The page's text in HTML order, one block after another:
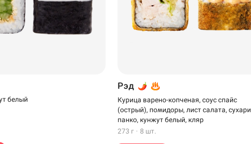
белый
Рэд
Курица варено-копченая, соус спайс
(острый), помидоры, лист салата, сухари
панко, кунжут белый, кляр
273 г · 8 шт.